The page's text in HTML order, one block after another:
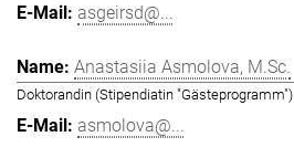
asgeirsd@...
Anastasiia Asmolova, M.Sc.
Doktorandin (Stipendiatin "Gästeprogramm")
asmolova@...